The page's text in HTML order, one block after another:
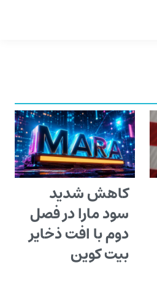
کاهش شدید
سود مارا در فصل
دوم با افت ذخایر
بیت کوین